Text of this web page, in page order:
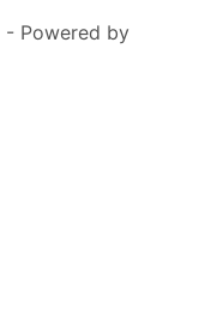
- Powered by